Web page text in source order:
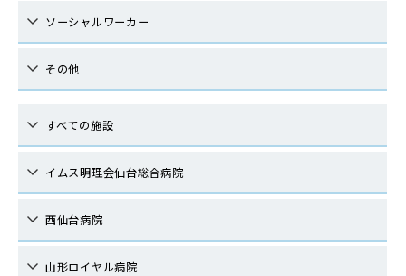
ソーシャルワーカー
その他
すべての施設
イムス明理会仙台総合病院
西仙台病院
山形ロイヤル病院